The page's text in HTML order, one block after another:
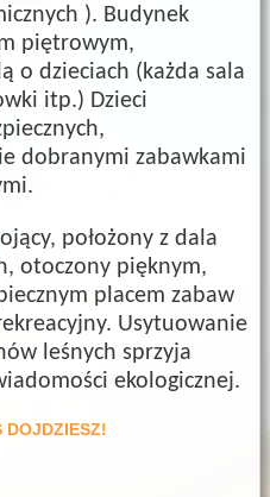
). Budynek
piętrowym,
o dzieciach (każda sala
itp.) Dzieci
dobranymi zabawkami
położony z dala
otoczony pięknym,
placem zabaw
Usytuowanie
leśnych sprzyja
ekologicznej.
DOJDZIESZ!